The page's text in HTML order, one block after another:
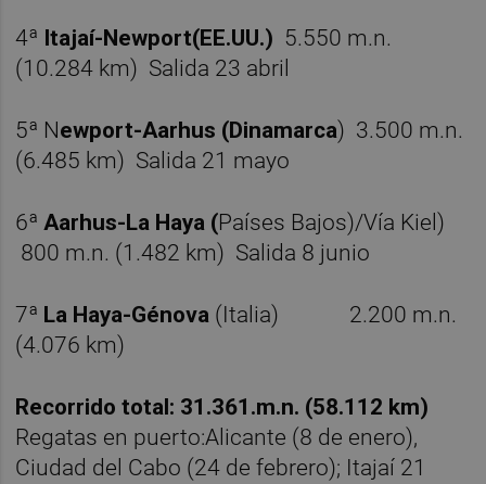
4ª Itajaí-Newport(EE.UU.) 5.550 m.n.
(10.284 km) Salida 23 abril
5ª Newport-Aarhus (Dinamarca) 3.500 m.n.
(6.485 km) Salida 21 mayo
6ª Aarhus-La Haya (Países Bajos)/Vía Kiel)
800 m.n. (1.482 km) Salida 8 junio
7ª La Haya-Génova (Italia) 2.200 m.n.
(4.076 km)
Recorrido total: 31.361.m.n. (58.112 km)
Regatas en puerto:Alicante (8 de enero),
Ciudad del Cabo (24 de febrero); Itajaí 21